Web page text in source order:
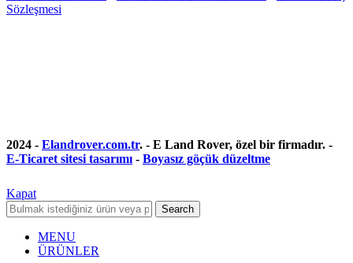
Sözleşmesi
2024 - Elandrover.com.tr. - E Land Rover, özel bir firmadır. -
E-Ticaret sitesi tasarımı- Boyasız göçük düzeltme
Kapat
Search
MENU
ÜRÜNLER